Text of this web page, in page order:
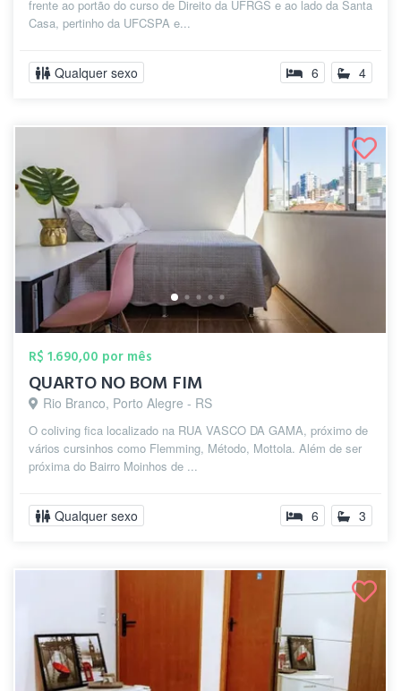
frente ao portão do curso de Direito da UFRGS e ao lado da Santa
Casa, pertinho da UFCSPA e...
Qualquer sexo 6 4
R$ 1.690,00 por mês
QUARTO NO BOM FIM
Rio Branco, Porto Alegre - RS
O coliving fica localizado na RUA VASCO DA GAMA, próximo de
vários cursinhos como Flemming, Método, Mottola. Além de ser
próxima do Bairro Moinhos de ...
Qualquer sexo 6 3